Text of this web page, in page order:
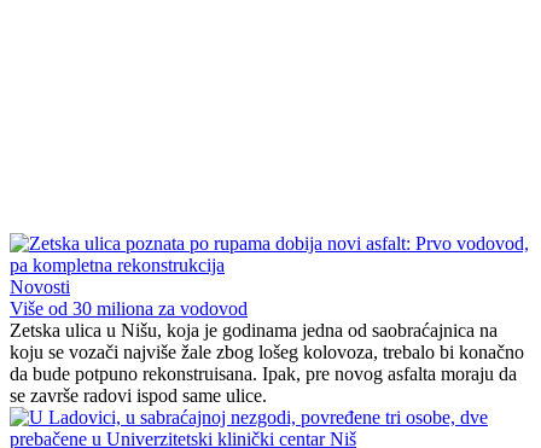
Novosti
Više od 30 miliona za vodovod
Zetska ulica u Nišu, koja je godinama jedna od saobraćajnica na
koju se vozači najviše žale zbog lošeg kolovoza, trebalo bi konačno
da bude potpuno rekonstruisana. Ipak, pre novog asfalta moraju da
se završe radovi ispod same ulice.